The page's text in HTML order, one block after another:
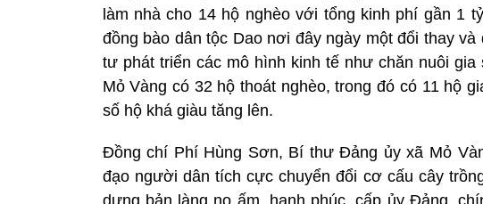
làm nhà cho 14 hộ nghèo với tổng kinh phí gần 1
đồng bào dân tộc Dao nơi đây ngày một đổi thay
tư phát triển các mô hình kinh tế như chăn nuôi
Mỏ Vàng có 32 hộ thoát nghèo, trong đó có 11 hộ
số hộ khá giàu tăng lên.
Đồng chí Phí Hùng Sơn, Bí thư Đảng ủy xã Mỏ
đạo người dân tích cực chuyển đổi cơ cấu cây
dựng bản làng no ấm, hạnh phúc, cấp ủy Đảng,